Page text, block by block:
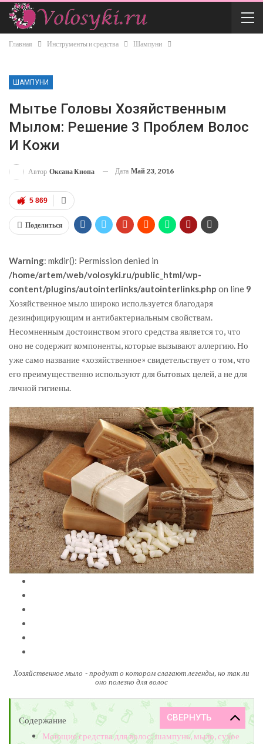
Главная Инструменты и средства Шампуни
ШАМПУНИ
Мытье Головы Хозяйственным
Мылом: Решение 3 Проблем Волос
И Кожи
Автор Оксана Кнопа Дата Май 23, 2016
5 869
Поделиться
Warning: mkdir(): Permission denied in
/home/artem/web/volosyki.ru/public_html/wp-
content/plugins/autointerlinks/autointerlinks.php on line 9
Хозяйственное мыло широко используется благодаря
дезинфицирующим и антибактериальным свойствам.
Несомненным достоинством этого средства является то, что
оно не содержит компоненты, которые вызывают аллергию. Но
уже само название «хозяйственное» свидетельствует о том, что
его преимущественно используют для бытовых целей, а не для
личной гигиены.
Хозяйственное мыло - продукт о котором слагают легенды, но так ли
оно полезно для волос
Содержание
Моющие средства для волос: шампунь, мыло, сухое